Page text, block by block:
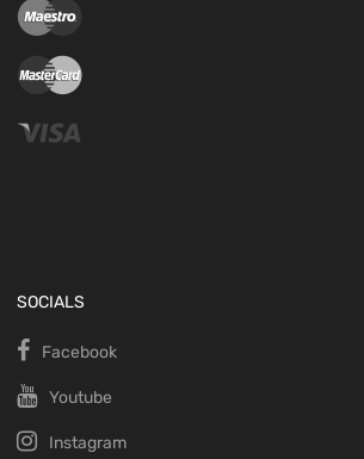
SOCIALS
Facebook
Youtube
Instagram